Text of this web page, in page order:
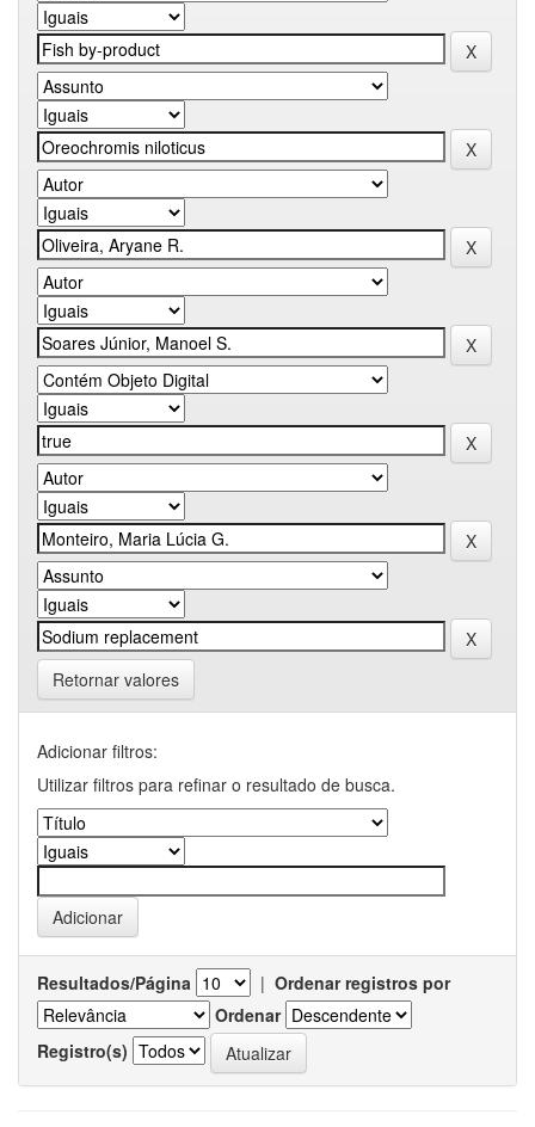
Retornar valores
Adicionar filtros:
Utilizar filtros para refinar o resultado de busca.
Resultados/Página | Ordenar registros por
Ordenar
Registro(s)